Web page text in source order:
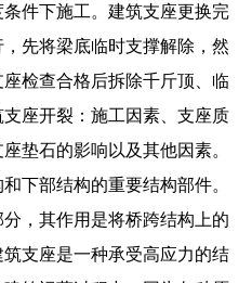
件下施工。建筑支座更换完
先将梁底临时支撑解除，然
检查合格后拆除千斤顶、临
座开裂：施工因素、支座质
垫石的影响以及其他因素。
下部结构的重要结构部件。
，其作用是将桥跨结构上的
支座是一种承受高应力的结